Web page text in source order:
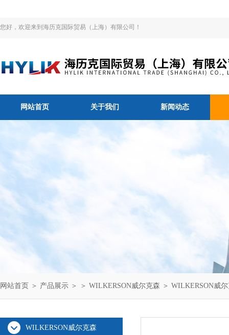
您好，欢迎来到海历克国际贸易（上海）有限公司！
网站首页 关于我们 新闻动态
网站首页 ＞ 产品展示 ＞ ＞ WILKERSON威尔克森 ＞ WILKERSON威
WILKERSON威尔克森